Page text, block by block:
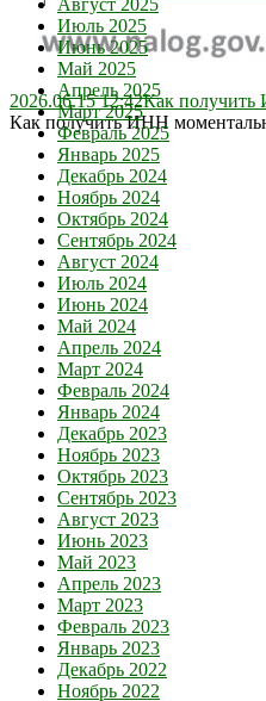
2026.06.15 12:42Как
Как получить ИНН
Август 2025
Июль 2025
Июнь 2025
Май 2025
Апрель 2025
Март 2025
Февраль 2025
Январь 2025
Декабрь 2024
Ноябрь 2024
Октябрь 2024
Сентябрь 2024
Август 2024
Июль 2024
Июнь 2024
Май 2024
Апрель 2024
Март 2024
Февраль 2024
Январь 2024
Декабрь 2023
Ноябрь 2023
Октябрь 2023
Сентябрь 2023
Август 2023
Июнь 2023
Май 2023
Апрель 2023
Март 2023
Февраль 2023
Январь 2023
Декабрь 2022
Ноябрь 2022